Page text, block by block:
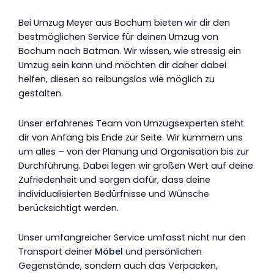
Bei Umzug Meyer aus Bochum bieten wir dir den
bestmöglichen Service für deinen Umzug von
Bochum nach Batman. Wir wissen, wie stressig ein
Umzug sein kann und möchten dir daher dabei
helfen, diesen so reibungslos wie möglich zu
gestalten.
Unser erfahrenes Team von Umzugsexperten steht
dir von Anfang bis Ende zur Seite. Wir kümmern uns
um alles – von der Planung und Organisation bis zur
Durchführung. Dabei legen wir großen Wert auf deine
Zufriedenheit und sorgen dafür, dass deine
individualisierten Bedürfnisse und Wünsche
berücksichtigt werden.
Unser umfangreicher Service umfasst nicht nur den
Transport deiner Möbel und persönlichen
Gegenstände, sondern auch das Verpacken,